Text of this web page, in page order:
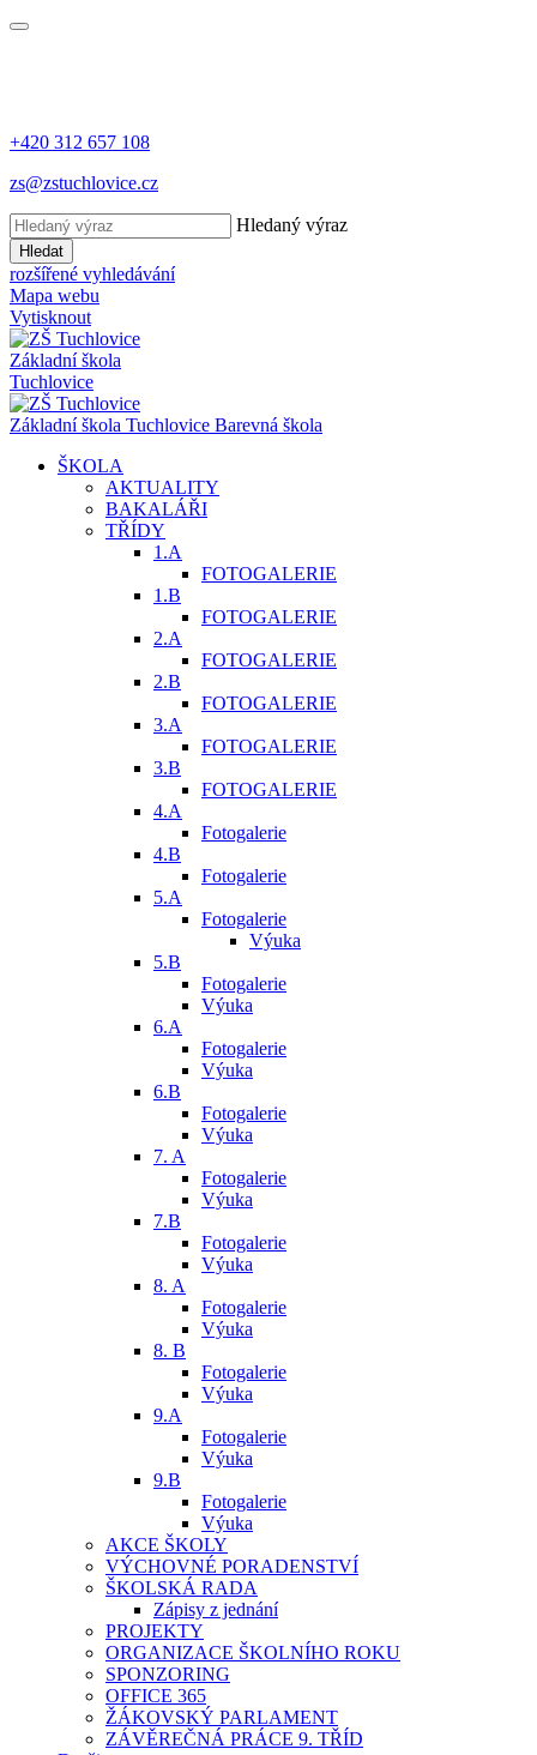
+420 312 657 108
zs@zstuchlovice.cz
Hledaný výraz
Hledat
rozšířené vyhledávání
Mapa webu
Vytisknout
Základní škola
Tuchlovice
Základníškola Tuchlovice Barevná škola
ŠKOLA
AKTUALITY
BAKALÁŘI
TŘÍDY
1.A
FOTOGALERIE
1.B
FOTOGALERIE
2.A
FOTOGALERIE
2.B
FOTOGALERIE
3.A
FOTOGALERIE
3.B
FOTOGALERIE
4.A
Fotogalerie
4.B
Fotogalerie
5.A
Fotogalerie
Výuka
5.B
Fotogalerie
Výuka
6.A
Fotogalerie
Výuka
6.B
Fotogalerie
Výuka
7. A
Fotogalerie
Výuka
7.B
Fotogalerie
Výuka
8. A
Fotogalerie
Výuka
8. B
Fotogalerie
Výuka
9.A
Fotogalerie
Výuka
9.B
Fotogalerie
Výuka
AKCE ŠKOLY
VÝCHOVNÉ PORADENSTVÍ
ŠKOLSKÁ RADA
Zápisy z jednání
PROJEKTY
ORGANIZACE ŠKOLNÍHO ROKU
SPONZORING
OFFICE 365
ŽÁKOVSKÝ PARLAMENT
ZÁVĚREČNÁ PRÁCE 9. TŘÍD